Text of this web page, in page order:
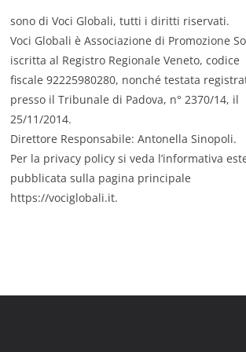
sono di Voci Globali, tutti i diritti riservati.
Voci Globali è Associazione di Promozione
iscritta al Registro Regionale Veneto, codice
fiscale 92225980280, nonché testata
presso il Tribunale di Padova, n° 2370/14, il
25/11/2014.
Direttore Responsabile: Antonella Sinopoli.
Per la privacy policy si veda l’informativa
pubblicata sulla pagina principale
https://vociglobali.it.